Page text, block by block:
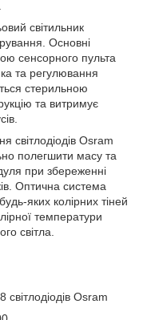
світильник
Основні
сенсорного пульта
та регулювання
стерильною
та витримує
світлодіодів Osram
полегшити масу та
при збереженні
Оптична система
яких колірних тіней
температури
світла.
Osram